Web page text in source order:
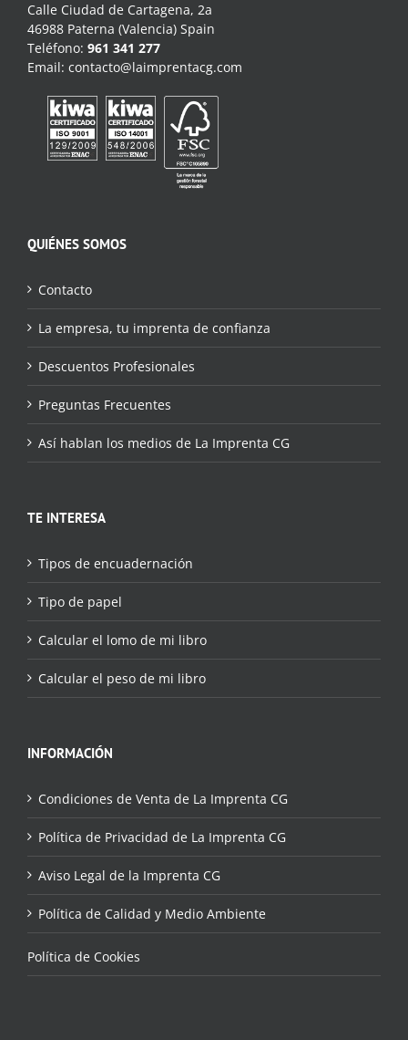
Calle Ciudad de Cartagena, 2a
46988 Paterna (Valencia) Spain
Teléfono: 961 341 277
Email: contacto@laimprentacg.com
QUIÉNES SOMOS
Contacto
La empresa, tu imprenta de confianza
Descuentos Profesionales
Preguntas Frecuentes
Así hablan los medios de La Imprenta CG
TE INTERESA
Tipos de encuadernación
Tipo de papel
Calcular el lomo de mi libro
Calcular el peso de mi libro
INFORMACIÓN
Condiciones de Venta de La Imprenta CG
Política de Privacidad de La Imprenta CG
Aviso Legal de la Imprenta CG
Política de Calidad y Medio Ambiente
Política de Cookies